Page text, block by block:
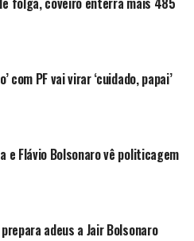
com PF vai virar ‘cuidado, papai’
e Flávio Bolsonaro vê politicagem
adeus a Jair Bolsonaro